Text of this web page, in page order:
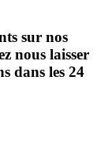
sur nos
nous laisser
dans les 24